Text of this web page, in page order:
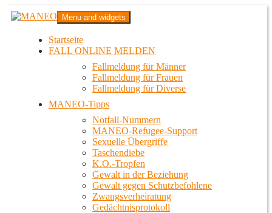
Zum
InhaltMANEO
Das schwule Anti-Gewalt-Projekt in Berlin
Menu and widgets
Startseite
FALL ONLINE MELDEN
Fallmeldung für Männer
Fallmeldung für Frauen
Fallmeldung für Diverse
MANEO-Tipps
Notfall-Nummern
MANEO-Refugee-Support
Sexuelle Übergriffe
Taschendiebe
K.O.-Tropfen
Gewalt in der Beziehung
Gewalt gegen Schutzbefohlene
Zwangsverheiratung
Gedächtnisprotokoll